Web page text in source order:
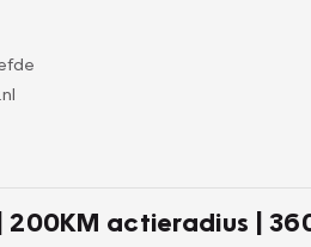
200KM actieradius |